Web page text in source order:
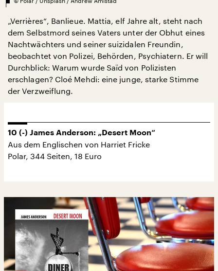
„Verrières“, Banlieue. Mattia, elf Jahre alt, steht nach
dem Selbstmord seines Vaters unter der Obhut eines
Nachtwächters und seiner suizidalen Freundin,
beobachtet von Polizei, Behörden, Psychiatern. Er will
Durchblick: Warum wurde Saïd von Polizisten
erschlagen? Cloé Mehdi: eine junge, starke Stimme
der Verzweiflung.
10 (-) James Anderson: „Desert Moon“
Aus dem Englischen von Harriet Fricke
Polar, 344 Seiten, 18 Euro